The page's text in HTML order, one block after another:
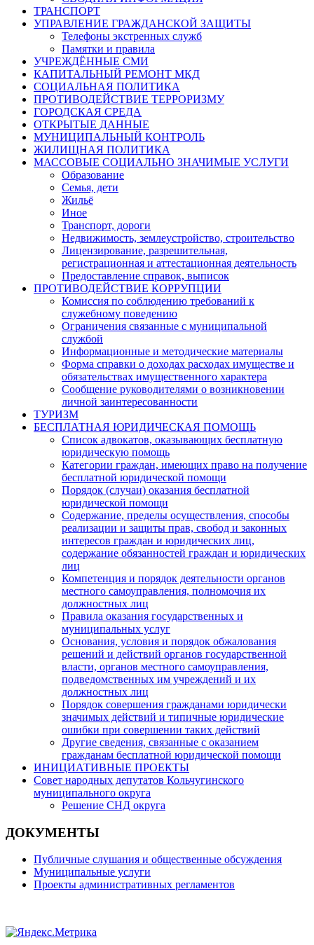
ТРАНСПОРТ
УПРАВЛЕНИЕ ГРАЖДАНСКОЙ ЗАЩИТЫ
Телефоны экстренных служб
Памятки и правила
УЧРЕЖДЁННЫЕ СМИ
КАПИТАЛЬНЫЙ РЕМОНТ МКД
СОЦИАЛЬНАЯ ПОЛИТИКА
ПРОТИВОДЕЙСТВИЕ ТЕРРОРИЗМУ
ГОРОДСКАЯ СРЕДА
ОТКРЫТЫЕ ДАННЫЕ
МУНИЦИПАЛЬНЫЙ КОНТРОЛЬ
ЖИЛИЩНАЯ ПОЛИТИКА
МАССОВЫЕ СОЦИАЛЬНО ЗНАЧИМЫЕ УСЛУГИ
Образование
Семья, дети
Жильё
Иное
Транспорт, дороги
Недвижимость, землеустройство, строительство
Лицензирование, разрешительная,
регистрационная и аттестационная деятельность
Предоставление справок, выписок
ПРОТИВОДЕЙСТВИЕ КОРРУПЦИИ
Комиссия по соблюдению требований к
служебному поведению
Ограничения связанные с муниципальной
службой
Информационные и методические материалы
Форма справки о доходах расходах имуществе и
обязательствах имущественного характера
Сообщение руководителями о возникновении
личной заинтересованности
ТУРИЗМ
БЕСПЛАТНАЯ ЮРИДИЧЕСКАЯ ПОМОЩЬ
Список адвокатов, оказывающих бесплатную
юридическую помощь
Категории граждан, имеющих право на получение
бесплатной юридической помощи
Порядок (случаи) оказания бесплатной
юридической помощи
Содержание, пределы осуществления, способы
реализации и защиты прав, свобод и законных
интересов граждан и юридических лиц,
содержание обязанностей граждан и юридических
лиц
Компетенция и порядок деятельности органов
местного самоуправления, полномочия их
должностных лиц
Правила оказания государственных и
муниципальных услуг
Основания, условия и порядок обжалования
решений и действий органов государственной
власти, органов местного самоуправления,
подведомственных им учреждений и их
должностных лиц
Порядок совершения гражданами юридически
значимых действий и типичные юридические
ошибки при совершении таких действий
Другие сведения, связанные с оказанием
гражданам бесплатной юридической помощи
ИНИЦИАТИВНЫЕ ПРОЕКТЫ
Совет народных депутатов Кольчугинского
муниципального округа
Решение СНД округа
ДОКУМЕНТЫ
Публичные слушания и общественные обсуждения
Муниципальные услуги
Проекты административных регламентов